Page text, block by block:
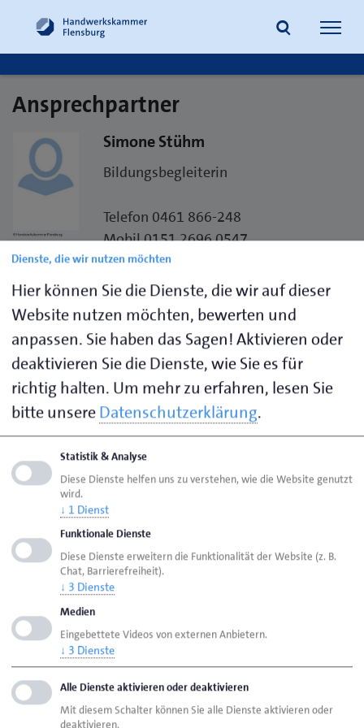
Suche
Ansprechpartner
Simone Stühm
Bildungsbegleiterin
Telefon 0461 866-248
Mobil 0151 2696 0547
Telefax 0461 866-110
E-Mail s.stuehm@hwk-flensburg.de
Handwerkskammer Flensburg
Raum G.UG.5
Johanniskirchhof 1-7
24937 Flensburg
Visitenkarte speichern (.vcf)
Ihre Ansprechpartnerin zu folgenden Themen:
BvB-Reha
Seite empfehlen
Seite drucken
Seiteaktualisiert am 04. Juni 2026
Handwerkskammer Flensburg
Dienste, die wir nutzen möchten
Hier können Sie die Dienste, die wir auf dieser
Website nutzen möchten, bewerten und
anpassen. Sie haben das Sagen! Aktivieren oder
deaktivieren Sie die Dienste, wie Sie es für
richtig halten. Um mehr zu erfahren, lesen Sie
bitte unsereDatenschutzerklärung.
Statistik & Analyse
Diese Dienste helfen uns zu verstehen, wie die Website genutzt
wird.
↓ 1 Dienst
Funktionale Dienste
Diese Dienste erweitern die Funktionalität der Website (z. B.
Chat, Barrierefreiheit).
↓ 3 Dienste
Medien
Eingebettete Videos von externen Anbietern.
↓ 3 Dienste
Alle Dienste aktivieren oder deaktivieren
Mit diesem Schalter können Sie alle Dienste aktivieren oder
deaktivieren.